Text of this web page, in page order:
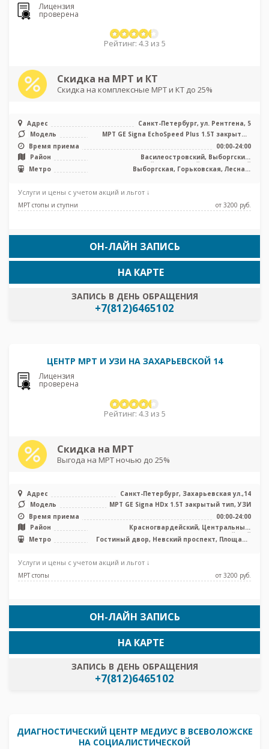
Лицензия
проверена
Рейтинг: 4.3 из 5
Скидка на МРТ и КТ
Скидка на комплексные МРТ и КТ до 25%
Адрес
Санкт-Петербург, ул. Рентгена, 5
Модель
МРТ GE Signa EchoSpeed Plus 1.5T закрытый
тип, КТ GE 16 срезов, УЗИ
Время приема
00:00-24:00
Район
Василеостровский, Выборгский,
Петроградский, Приморский, Центральный
Метро
Выборгская, Горьковская, Лесная,
Услуги и цены с учетом акций и льгот ↓
МРТ стопы и ступни от 3200 pуб.
ОН-ЛАЙН ЗАПИСЬ
ЗАПИСЬ В ДЕНЬ ОБРАЩЕНИЯ
+7(812)6465102
НА КАРТЕ
ЦЕНТР МРТ И УЗИ НА ЗАХАРЬЕВСКОЙ 14
Лицензия
проверена
Рейтинг: 4.3 из 5
Скидка на МРТ
Выгода на МРТ ночью до 25%
Адрес
Санкт-Петербург, Захарьевская ул.,14
Модель
МРТ GE Signa HDx 1.5T закрытый тип, УЗИ
Время приема
00:00-24:00
Район
Красногвардейский, Центральный,
Адмиралтейский
Метро
Гостиный двор, Невский проспект, Площадь
Услуги и цены с учетом акций и льгот ↓
МРТ стопы от 3200 pуб.
ОН-ЛАЙН ЗАПИСЬ
ЗАПИСЬ В ДЕНЬ ОБРАЩЕНИЯ
+7(812)6465102
НА КАРТЕ
ДИАГНОСТИЧЕСКИЙ ЦЕНТР МЕДИУС В ВСЕВОЛОЖСКЕ
НА СОЦИАЛИСТИЧЕСКОЙ